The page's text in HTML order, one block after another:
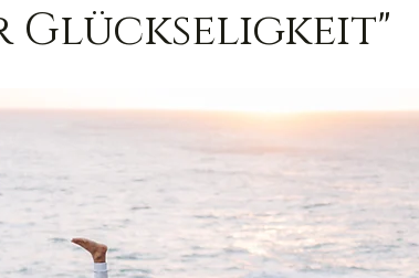
Götter
Magie Frau & Familie
Glückseligkeit"